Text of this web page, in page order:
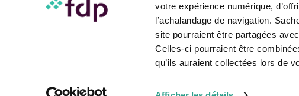
votre expérience numérique,
l’achalandage de navigation.
site pourraient être partagées
Celles-ci pourraient être
qu’ils auraient collectées lors de
Parler à un conseiller